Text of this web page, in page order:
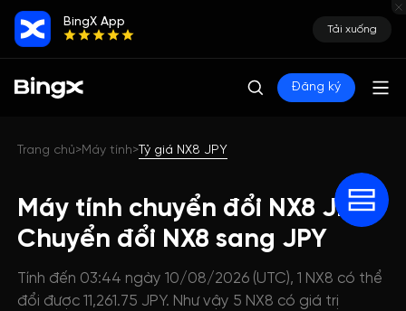
BingX App
Tải xuống
Đăng ký
Trang chủ>Máy tính>Tỷ giá NX8 JPY
Máy tính chuyển đổi NX8 JPY:
Chuyển đổi NX8 sang JPY
Tính đến 03:44 ngày 10/08/2026 (UTC), 1 NX8 có thể
đổi được 11,261.75 JPY. Như vậy 5 NX8 có giá trị